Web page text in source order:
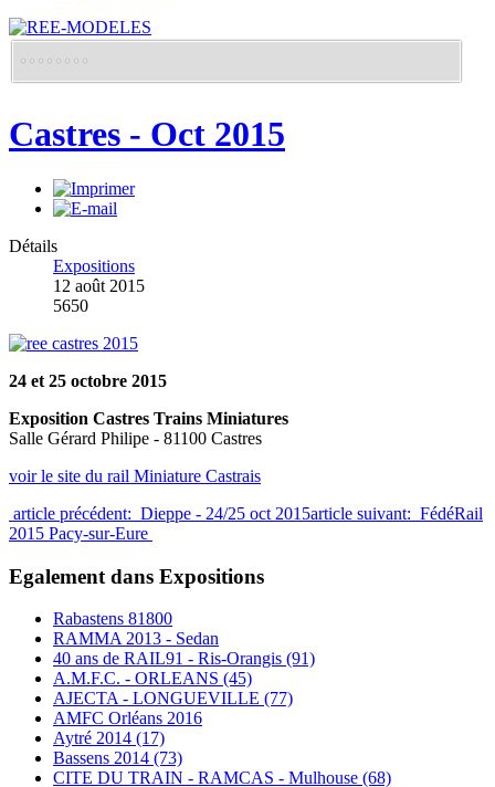
Castres - Oct 2015
Détails
Expositions
12 août 2015
5650
24 et 25 octobre 2015
Exposition Castres Trains Miniatures
Salle Gérard Philipe - 81100 Castres
voir le site du rail Miniature Castrais
article précédent: Dieppe - 24/25 oct 2015article suivant: FédéRail
2015 Pacy-sur-Eure
Egalement dans Expositions
Rabastens 81800
RAMMA 2013 - Sedan
40 ans de RAIL91 - Ris-Orangis (91)
A.M.F.C. - ORLEANS (45)
AJECTA - LONGUEVILLE (77)
AMFC Orléans 2016
Aytré 2014 (17)
Bassens 2014 (73)
CITE DU TRAIN - RAMCAS - Mulhouse (68)